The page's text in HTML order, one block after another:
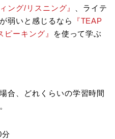
ング/リスニング』
、ライテ
弱いと感じるなら
『TEAP
ーキング』
を使って学ぶ
合、どれくらいの学習時間
分